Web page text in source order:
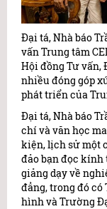
Đại tá, Nhà báo
vấn Trung tâm
Hội đồng Tư vấn,
nhiều đóng góp
phát triển của
Đại tá, Nhà báo
chí và văn học
kiện, lịch sử một
đảo bạn đọc kính
giảng dạy về
đẳng, trong đó
hình và Trường